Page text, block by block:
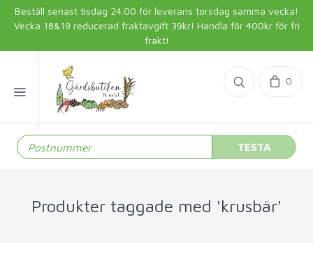
Beställ senast tisdag 24.00 för leverans torsdag samma vecka!
Vecka 18&19 reducerad fraktavgift 39kr! Handla för 400kr för fri
frakt!
0
TESTA
Produkter taggade med 'krusbär'